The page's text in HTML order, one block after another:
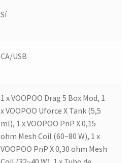
Sí
CA/USB
1 x VOOPOO Drag 5 Box Mod, 1
x VOOPOO Uforce X Tank (5,5
ml), 1 x VOOPOO PnP X 0,15
ohm Mesh Coil (60~80 W), 1 x
VOOPOO PnP X 0,30 ohm Mesh